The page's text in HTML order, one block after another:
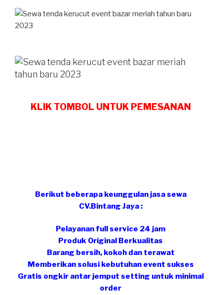
KLIK TOMBOL UNTUK PEMESANAN
Berikut beberapa keunggulan jasa sewa
CV.Bintang Jaya :
Pelayanan full service 24 jam
Produk Original Berkualitas
Barang bersih, kokoh dan terawat
Memberikan solusi kebutuhan event sukses
Gratis ongkir antar jemput setting untuk minimal
order